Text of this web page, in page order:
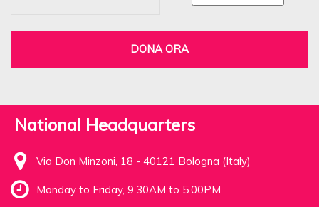
DONA ORA
National Headquarters
Via Don Minzoni, 18 - 40121 Bologna (Italy)
Monday to Friday, 9.30AM to 5.00PM